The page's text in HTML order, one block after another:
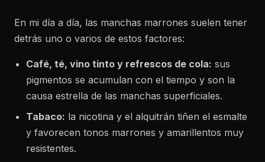
En mi día a día, las manchas marrones suelen tener
detrás uno o varios de estos factores:
Café, té, vino tinto y refrescos de cola: sus
pigmentos se acumulan con el tiempo y son la
causa estrella de las manchas superficiales.
Tabaco: la nicotina y el alquitrán tiñen el esmalte
y favorecen tonos marrones y amarillentos muy
resistentes.